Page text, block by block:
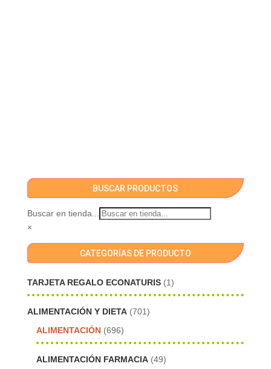
BUSCAR PRODUCTOS
Buscar en tienda...
×
CATEGORÍAS DE PRODUCTO
TARJETA REGALO ECONATURIS (1)
ALIMENTACIÓN Y DIETA (701)
ALIMENTACIÓN (696)
ALIMENTACIÓN FARMACIA (49)